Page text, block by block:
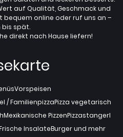
auf Qualität, Geschmack und
bequem online oder ruf uns an –
bis spät.
direkt nach Hause liefern!
Vorspeisen
/ FamilienpizzaPizza vegetarisch
Mexikanische PizzenPizzastangerl
InsalateBurger und mehr